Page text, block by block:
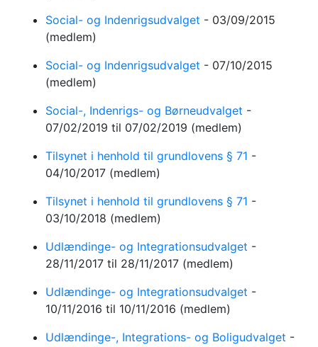
Social- og Indenrigsudvalget - 03/09/2015
(medlem)
Social- og Indenrigsudvalget - 07/10/2015
(medlem)
Social-, Indenrigs- og Børneudvalget -
07/02/2019 til 07/02/2019 (medlem)
Tilsynet i henhold til grundlovens § 71 -
04/10/2017 (medlem)
Tilsynet i henhold til grundlovens § 71 -
03/10/2018 (medlem)
Udlændinge- og Integrationsudvalget -
28/11/2017 til 28/11/2017 (medlem)
Udlændinge- og Integrationsudvalget -
10/11/2016 til 10/11/2016 (medlem)
Udlændinge-, Integrations- og Boligudvalget -